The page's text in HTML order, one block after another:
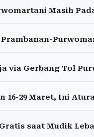
Masih
via Gerbang Tol
16-29 Maret, Ini
saat Mudik